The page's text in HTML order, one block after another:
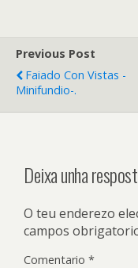
Previous Post
Faiado Con Vistas -
Minifundio-.
Deixa unha
O teu enderezo
campos
Comentario *